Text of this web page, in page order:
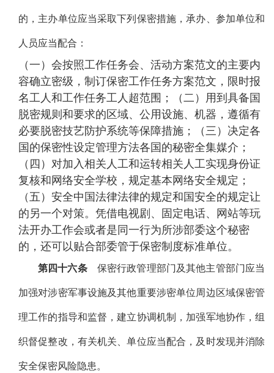
的，主办单位应当采取下列保密措施，承办、参加单位和
人员应当配合：
（一）会按照工作任务会、活动方案范文的主要内
容确立密级，制订保密工作任务方案范文，限时报
名工人和工作任务工人超范围；（二）用到具备国
脱密规则和要求的区域、公用设施、机器，遵循有
必要脱密技艺防护系统等保障措施；（三）决定各
国的保密性设定管理方法各国的秘密全集媒介；
（四）对加入相关人工和运转相关人工实现身份证
复核和网络安全学校，规定基本网络安全规定；
（五）安全中国法律法律的规定和国安全的规定让
的另一个对策。凭借电视剧、固定电话、网站等玩
法开办工作会或者是同一行为所涉部委这个秘密
的，还可以贴合部委管于保密制度标准单位。
第四十六条保密行政管理部门及其他主管部门应当
加强对涉密军事设施及其他重要涉密单位周边区域保密管
理工作的指导和监督，建立协调机制，加强军地协作，组
织督促整改，有关机关、单位应当配合，及时发现并消除
安全保密风险隐患。